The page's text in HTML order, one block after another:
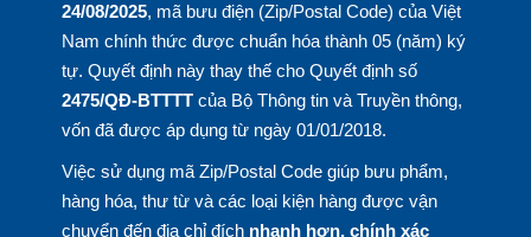
24/08/2025, mã bưu điện (Zip/Postal Code) của Việt
Nam chính thức được chuẩn hóa thành 05 (năm) ký
tự. Quyết định này thay thế cho Quyết định số
2475/QĐ-BTTTTcủa Bộ Thông tin và Truyền thông,
vốn đã được áp dụng từ ngày 01/01/2018.
Việc sử dụng mã Zip/Postal Code giúp bưu phẩm,
hàng hóa, thư từ và các loại kiện hàng được vận
chuyển đến địa chỉ đích nhanh hơn, chính xác